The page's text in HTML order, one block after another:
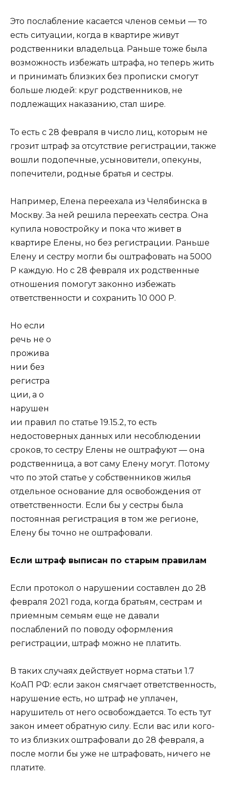
Это послабление касается членов семьи — то
есть ситуации, когда в квартире живут
родственники владельца. Раньше тоже была
возможность избежать штрафа, но теперь жить
и принимать близких без прописки смогут
больше людей: круг родственников, не
подлежащих наказанию, стал шире.
То есть с 28 февраля в число лиц, которым не
грозит штраф за отсутствие регистрации, также
вошли подопечные, усыновители, опекуны,
попечители, родные братья и сестры.
Например, Елена переехала из Челябинска в
Москву. За ней решила переехать сестра. Она
купила новостройку и пока что живет в
квартире Елены, но без регистрации. Раньше
Елену и сестру могли бы оштрафовать на 5000
Р каждую. Но с 28 февраля их родственные
отношения помогут законно избежать
ответственности и сохранить 10 000 Р.
Но если
речь не о
прожива
нии без
регистра
ции, а о
нарушен
ии правил по статье 19.15.2, то есть
недостоверных данных или несоблюдении
сроков, то сестру Елены не оштрафуют — она
родственница, а вот саму Елену могут. Потому
что по этой статье у собственников жилья
отдельное основание для освобождения от
ответственности. Если бы у сестры была
постоянная регистрация в том же регионе,
Елену бы точно не оштрафовали.
Если штраф выписан по старым правилам
Если протокол о нарушении составлен до 28
февраля 2021 года, когда братьям, сестрам и
приемным семьям еще не давали
послаблений по поводу оформления
регистрации, штраф можно не платить.
В таких случаях действует норма статьи 1.7
КоАП РФ: если закон смягчает ответственность,
нарушение есть, но штраф не уплачен,
нарушитель от него освобождается. То есть тут
закон имеет обратную силу. Если вас или кого-
то из близких оштрафовали до 28 февраля, а
после могли бы уже не штрафовать, ничего не
платите.